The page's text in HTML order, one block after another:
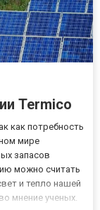
Termico
как потребность
мире
запасов
можно считать
и тепло нашей
мнение ученых.